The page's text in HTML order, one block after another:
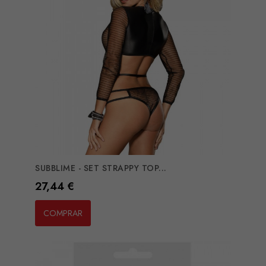
SUBBLIME - SET STRAPPY TOP...
Preço
27,44 €
COMPRAR